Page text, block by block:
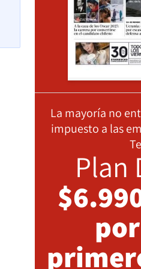
La mayoría no
impuesto a las
Plan